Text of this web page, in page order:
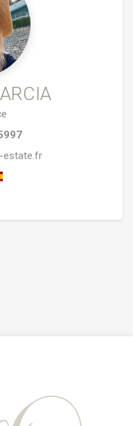
estate.fr